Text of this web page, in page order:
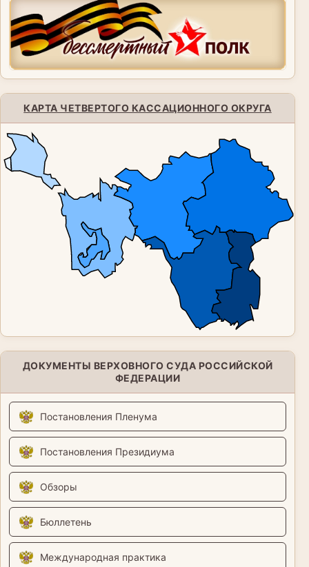
КАРТА ЧЕТВЕРТОГО КАССАЦИОННОГО ОКРУГА
ДОКУМЕНТЫ ВЕРХОВНОГО СУДА РОССИЙСКОЙ
ФЕДЕРАЦИИ
Постановления Пленума
Постановления Президиума
Обзоры
Бюллетень
Международная практика